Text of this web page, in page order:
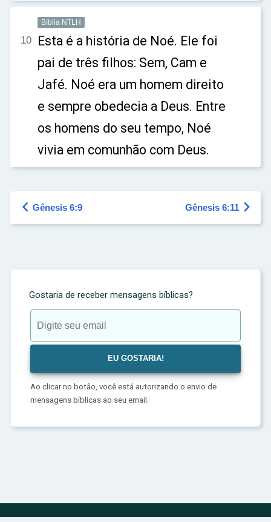
Bíblia NTLH
10 Esta é a história de Noé. Ele foi
pai de três filhos: Sem, Cam e
Jafé. Noé era um homem direito
e sempre obedecia a Deus. Entre
os homens do seu tempo, Noé
vivia em comunhão com Deus.
 Gênesis 6:9 Gênesis 6:11 
Gostaria de receber mensagens bíblicas?
Ao clicar no botão, você está autorizando o envio de
mensagens bíblicas ao seu email.